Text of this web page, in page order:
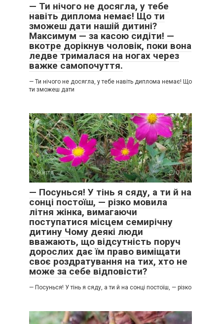
— Ти нічого не досягла, у тебе
навіть диплома немає! Що ти
зможеш дати нашій дитині?
Максимум — за касою сидіти! —
вкотре дорікнув чоловік, поки вона
ледве трималася на ногах через
важке самопочуття.
— Ти нічого не досягла, у тебе навіть диплома немає! Що
ти зможеш дати
Життя 0
— Посунься! У тінь я сяду, а ти й на
сонці постоїш, — різко мовила
літня жінка, вимагаючи
поступатися місцем семирічну
дитину Чому деякі люди
вважають, що відсутність поруч
дорослих дає їм право виміщати
своє роздратування на тих, хто не
може за себе відповісти?
— Посунься! У тінь я сяду, а ти й на сонці постоїш, — різко